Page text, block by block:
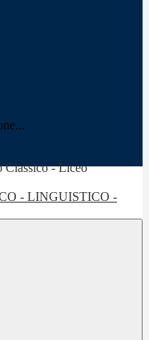
- LINGUISTICO -